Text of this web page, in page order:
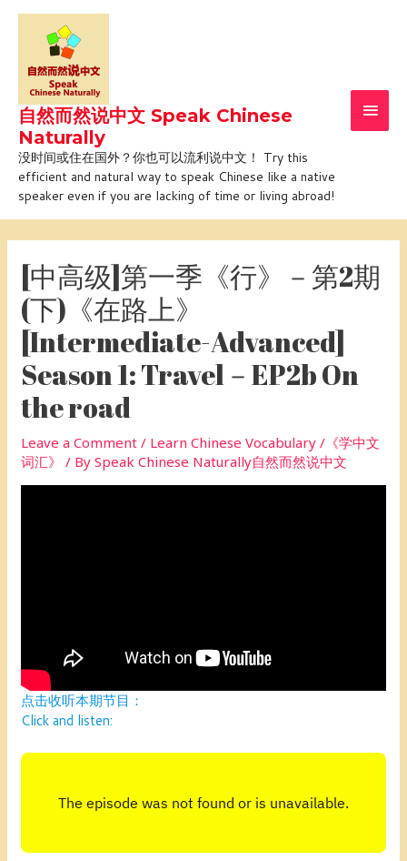
Skip
content
自然而然说中文 Speak Chinese
Naturally
没时间或住在国外？你也可以流利说中文！ Try this
efficient and natural way to speak Chinese like a native
speaker even if you are lacking of time or living abroad!
[中高级]第一季《行》－第2期
(下)《在路上》
[Intermediate-Advanced]
Season 1: Travel－EP2b On
the road
Leave a Comment / Learn Chinese Vocabulary /《学中文
词汇》 / BySpeak Chinese Naturally自然而然说中文
点击收听本期节目：
Click and listen: